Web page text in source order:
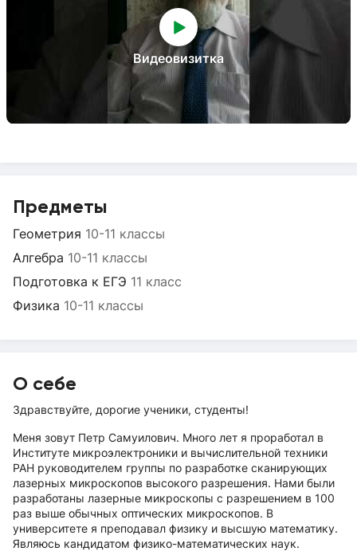
Видеовизитка
Предметы
Геометрия 10-11 классы
Алгебра 10-11 классы
Подготовка к ЕГЭ 11 класс
Физика 10-11 классы
О себе
Здравствуйте, дорогие ученики, студенты!
Меня зовут Петр Самуилович. Много лет я проработал в
Институте микроэлектроники и вычислительной техники
РАН руководителем группы по разработке сканирующих
лазерных микроскопов высокого разрешения. Нами были
разработаны лазерные микроскопы с разрешением в 100
раз выше обычных оптических микроскопов. В
университете я преподавал физику и высшую математику.
Являюсь кандидатом физико-математических наук.